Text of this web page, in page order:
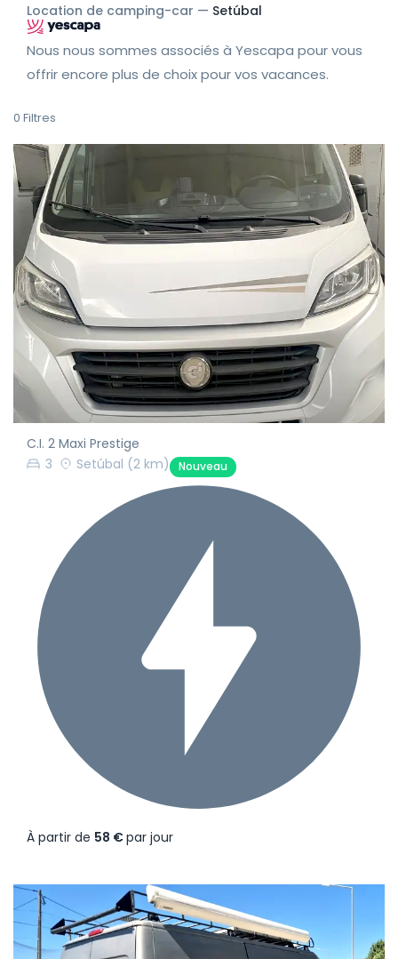
Location de camping-car — Setúbal
Nous nous sommes associés à Yescapa pour vous
offrir encore plus de choix pour vos vacances.
0 Filtres
C.I. 2 Maxi Prestige
3
Setúbal (2 km) Nouveau
À partir de 58 €par jour